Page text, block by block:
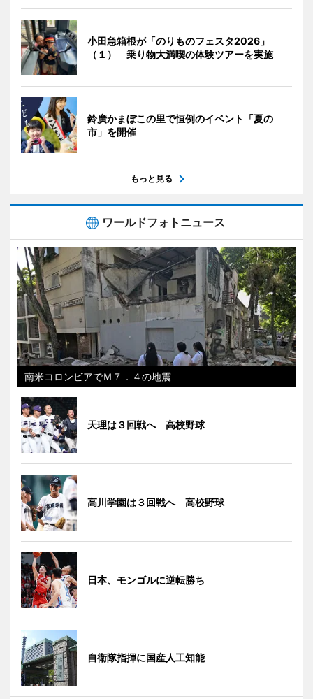
小田急箱根が「のりものフェスタ2026」
（１） 乗り物大満喫の体験ツアーを実施
鈴廣かまぼこの里で恒例のイベント「夏の
市」を開催
もっと見る
ワールドフォトニュース
南米コロンビアでＭ７．４の地震
天理は３回戦へ 高校野球
高川学園は３回戦へ 高校野球
日本、モンゴルに逆転勝ち
自衛隊指揮に国産人工知能